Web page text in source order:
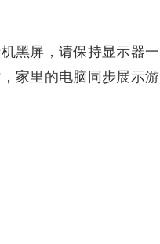
黑屏，请保持显示器一
家里的电脑同步展示游